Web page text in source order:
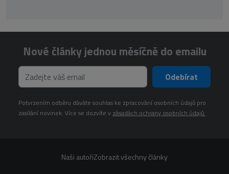
Nové články jednou měsíčně do emailu
Odebírat
Potvrzením odběru dáváte souhlas ke zpracování osobních údajů pro
zasílání novinek. Více se dozvíte v zásadách ochrany osobních údajů.
Naši autořiZobrazit všechny články